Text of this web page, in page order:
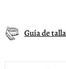
Guía de